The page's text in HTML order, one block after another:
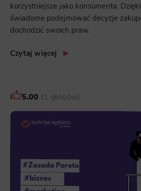
korzystniejsze jako konsumenta.
świadome podejmować decyzje
dochodzić swoich praw.
Czytaj więcej
5.00 1 głosów